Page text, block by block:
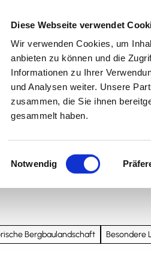
Diese Webseite verwendet
Wir verwenden Cookies, um
anbieten zu können und die
Informationen zu Ihrer
und Analysen weiter. Unsere
zusammen, die Sie ihnen
gesammelt haben.
i
l
l
Notwendig
& Erlebnis Kulinarik &
Bergbaulandschaft Besondere